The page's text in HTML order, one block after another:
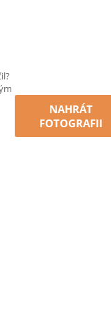
NAHRÁT
FOTOGRAFII